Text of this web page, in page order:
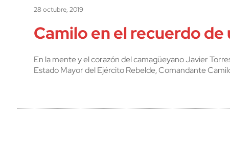
28 octubre, 2019
Camilo en el recuerdo
En la mente y el corazón del camagüeyano Javier
Estado Mayor del Ejército Rebelde, Comandante